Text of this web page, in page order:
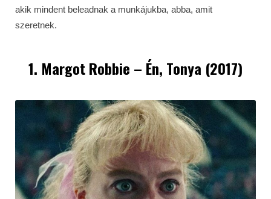
akik mindent beleadnak a munkájukba, abba, amit
szeretnek.
1. Margot Robbie – Én, Tonya (2017)